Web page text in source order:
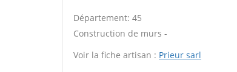
Département: 45
Construction de murs -
Voir la fiche artisan : Prieur sarl